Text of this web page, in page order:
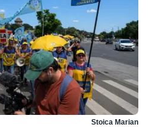
Stoica Marian